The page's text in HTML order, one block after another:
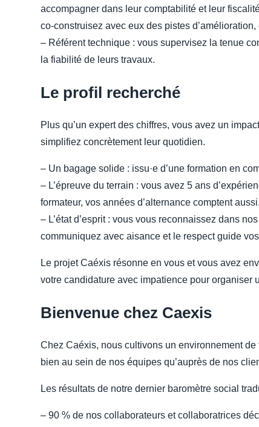
accompagner dans leur comptabilité et leur
co-construisez avec eux des pistes
– Référent technique : vous supervisez la tenue
la fiabilité de leurs travaux.
Le profil recherché
Plus qu’un expert des chiffres, vous avez un
simplifiez concrètement leur quotidien.
– Un bagage solide : issu·e d’une formation en
– L’épreuve du terrain : vous avez 5 ans
formateur, vos années d’alternance comptent aussi.
– L’état d’esprit : vous vous reconnaissez dans
communiquez avec aisance et le respect guide
Le projet Caéxis résonne en vous et vous avez
votre candidature avec impatience pour organiser
Bienvenue chez Caexis
Chez Caéxis, nous cultivons un environnement
bien au sein de nos équipes qu’auprès de nos
Les résultats de notre dernier baromètre social
– 90 % de nos collaborateurs et collaboratrices